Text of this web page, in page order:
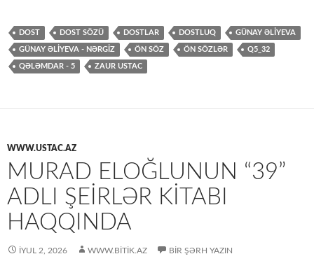
DOST DOST SÖZÜ DOSTLAR DOSTLUQ GÜNAY ƏLİYEVA
GÜNAY ƏLIYEVA - NƏRGIZ ÖN SÖZ ÖN SÖZLƏR Q5_32
QƏLƏMDAR - 5 ZAUR USTAC
WWW.USTAC.AZ
MURAD ELOĞLUNUN “39”
ADLI ŞEIRLƏR KITABI
HAQQINDA
İYUL 2, 2026 WWW.BITIK.AZ BIR ŞƏRH YAZIN